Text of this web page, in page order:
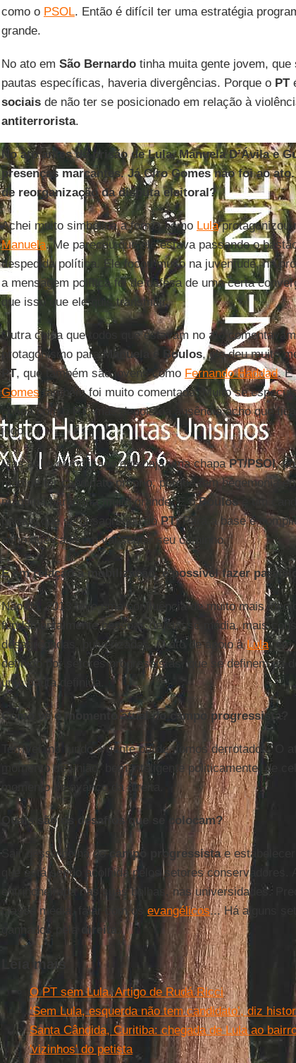
como o PSOL. Então é difícil ter uma estratégia
grande.
No ato em São Bernardotinha muita gente jovem,
pautas específicas, haveria divergências. Porque o PT
sociaisde não ter se posicionado em relação à
antiterrorista.
No ato antes da prisão de Lula, Manuela D’Ávila e
presenças marcantes. Já Ciro Gomes não foi ao
de reorganização da disputa eleitoral?
Achei muito simbólica a forma como Lulaprotagonizou
Manuela. Me pareceu que ele estava passando o
despedida política. Ele focou muito na juventude, na
a mensagem política foi de defesa de uma certa
que isso que ele quis transmitir.
Outra coisa que todos que estavam no ato
protagonismo paraManuela Boulos, ele deu muito
PT, que também são jovens como Fernando Haddad. E
Gomestambém foi muito comentada. Muito se
chapa com o PT, mas depois da ausência acho que
jogo.
Mas acho complicado que haja uma chapaPT/PSOl,
mão de ter candidato próprio, porque tem hegemonia
máquina partidária muito grande. E oBoulosé um
partido que se desagregou doPT. Para a base é
acho que cada um vai seguir seu caminho.
E em relação à mobilização, é possível fazer
Não dá, 2013 teve uma confluência de muito mais
fundamentalmente pessoas de classe média, mais
desagregadas, pulverizadas. O ato de apoio àLula, em
definido por setores progressistas, que se definem na
uma pauta definida.
Como vê o momento atual do campo progressista?
Terrível, no fundo a gente perde, fomos derrotados. O
momento de união, bem inteligente politicamente, de
momento de avanço da direita.
Quais são os desafios que se colocam?
Sair dessa bolha do campo progressistae
que está sendo acolhida pelos setores conservadores. A
entrincheirada nas suas bolhas, nas universidades.
classe média, falar com os evangélicos... Há alguns
ganhados pela
direita
Leia mais
O PT sem Lula. Artigo de Rudá Ricci
‘Sem Lula, esquerda não tem candidato’, diz
Santa Cândida, Curitiba: chegada de Lula ao
'vizinhos' do petista